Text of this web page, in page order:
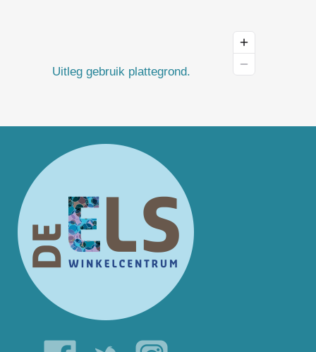
Uitleg gebruik plattegrond.